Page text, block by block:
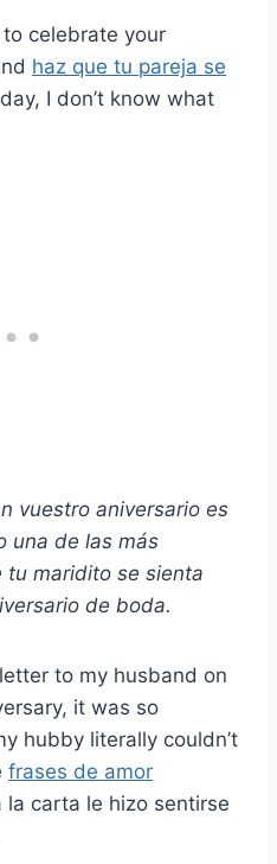
to celebrate your
haz que tu pareja se
I don’t know what
vuestro aniversario es
una de las más
tu maridito se sienta
de boda.
to my husband on
it was so
hubby literally couldn’t
frases de amor
la carta le hizo sentirse